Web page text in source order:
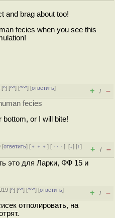
and brag about too!
fecies when you see this
[^] [^^] [^^^] [ответить]
+ / –
fecies
or I will bite!
[ответить] [ ﹢﹢﹢] [ · · ·][↓] [↑]
+ / –
это для Ларки, ФФ 15 и
[^] [^^] [^^^] [ответить]
+ / –
отполировать, на